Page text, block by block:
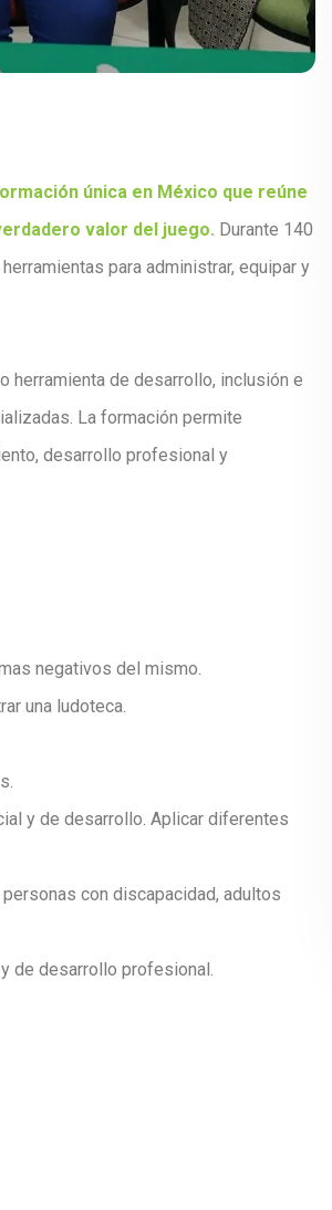
única en México que reúne
valor del juego. Durante 140
para administrar, equipar y
herramienta de desarrollo, inclusión e
La formación permite
desarrollo profesional y
negativos del mismo.
una ludoteca.
y de desarrollo. Aplicar diferentes
con discapacidad, adultos
de desarrollo profesional.